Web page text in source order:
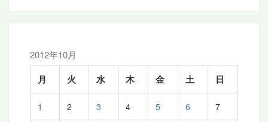
2012年10月
月 火 水 木 金 土 日
1 2 3 4 5 6 7